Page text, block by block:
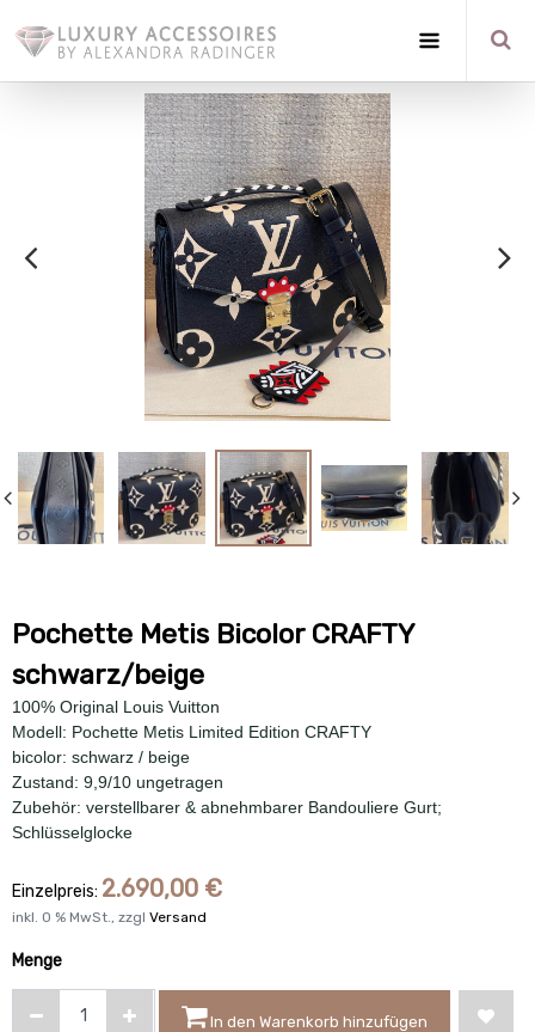
Pochette Metis Bicolor CRAFTY
schwarz/beige
100% Original Louis Vuitton
Modell: Pochette Metis Limited Edition CRAFTY
bicolor: schwarz / beige
Zustand: 9,9/10 ungetragen
Zubehör: verstellbarer & abnehmbarer Bandouliere Gurt;
Schlüsselglocke
Einzelpreis: 2.690,00 €
inkl. 0 % MwSt., zzgl Versand
Menge
In den Warenkorb hinzufügen